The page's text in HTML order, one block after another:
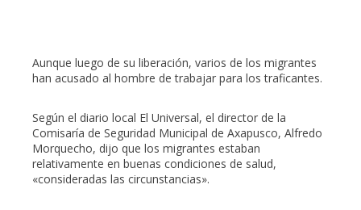
Aunque luego de su liberación, varios de los migrantes
han acusado al hombre de trabajar para los traficantes.
Según el diario local El Universal, el director de la
Comisaría de Seguridad Municipal de Axapusco, Alfredo
Morquecho, dijo que los migrantes estaban
relativamente en buenas condiciones de salud,
«consideradas las circunstancias».